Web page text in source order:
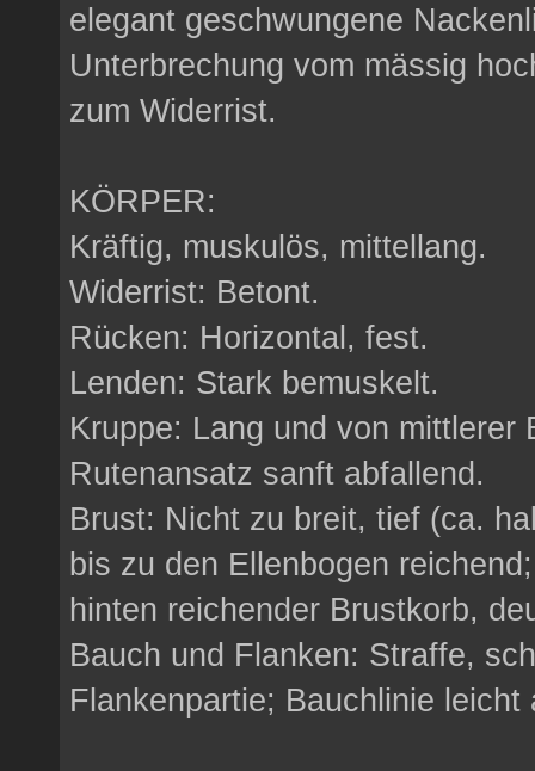
elegant geschwungene
Unterbrechung vom mässig
zum Widerrist.
KÖRPER:
Kräftig, muskulös, mittellang.
Widerrist: Betont.
Rücken: Horizontal, fest.
Lenden: Stark bemuskelt.
Kruppe: Lang und von mittlerer
Rutenansatz sanft abfallend.
Brust: Nicht zu breit, tief (ca.
bis zu den Ellenbogen
hinten reichender Brustkorb,
Bauch und Flanken: Straffe,
Flankenpartie; Bauchlinie leicht